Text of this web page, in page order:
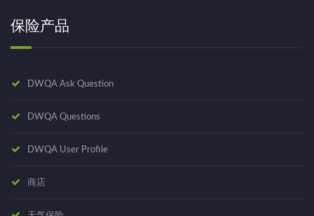
保险产品
DWQA Ask Question
DWQA Questions
DWQA User Profile
商店